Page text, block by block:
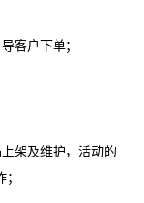
客户下单；
架及维护，活动的